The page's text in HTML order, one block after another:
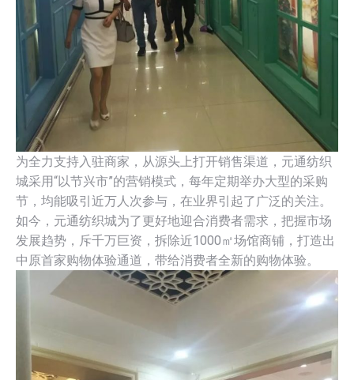
为全力支持入驻商家，从源头上打开销售渠道，元通纺织
城采用“以节兴市”的营销模式，每年定期举办大型的采购
节，均能吸引近万人次参与，在业界引起了广泛的关注。
如今，元通纺织城为了更好地迎合消费者需求，把握市场
发展趋势，斥千万巨资，拆除近1000㎡场馆商铺，打造出
中原首家购物体验通道，带给消费者全新的购物体验。